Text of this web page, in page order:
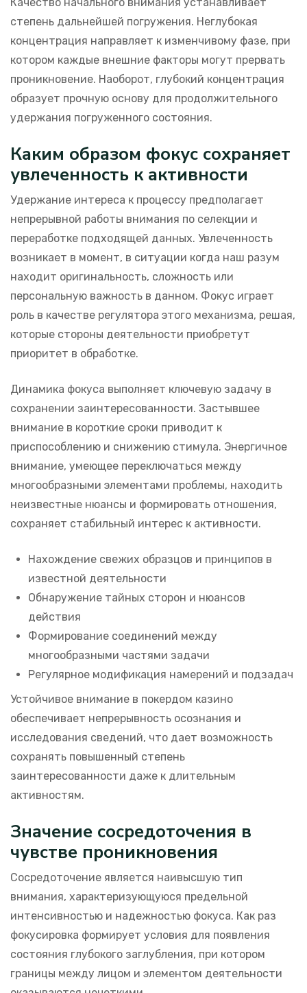
степень дальнейшей погружения. Неглубокая
концентрация направляет к изменчивому фазе, при
котором каждые внешние факторы могут прервать
проникновение. Наоборот, глубокий концентрация
образует прочную основу для продолжительного
удержания погруженного состояния.
Каким образом фокус сохраняет
увлеченность к активности
Удержание интереса к процессу предполагает
непрерывной работы внимания по селекции и
переработке подходящей данных. Увлеченность
возникает в момент, в ситуации когда наш разум
находит оригинальность, сложность или
персональную важность в данном. Фокус играет
роль в качестве регулятора этого механизма, решая,
которые стороны деятельности приобретут
приоритет в обработке.
Динамика фокуса выполняет ключевую задачу в
сохранении заинтересованности. Застывшее
внимание в короткие сроки приводит к
приспособлению и снижению стимула. Энергичное
внимание, умеющее переключаться между
многообразными элементами проблемы, находить
неизвестные нюансы и формировать отношения,
сохраняет стабильный интерес к активности.
Нахождение свежих образцов и принципов в
известной деятельности
Обнаружение тайных сторон и нюансов
действия
Формирование соединений между
многообразными частями задачи
Регулярное модификация намерений и подзадач
Устойчивое внимание в покердом казино
обеспечивает непрерывность осознания и
исследования сведений, что дает возможность
сохранять повышенный степень
заинтересованности даже к длительным
активностям.
Значение сосредоточения в
чувстве проникновения
Сосредоточение является наивысшую тип
внимания, характеризующуюся предельной
интенсивностью и надежностью фокуса. Как раз
фокусировка формирует условия для появления
состояния глубокого заглубления, при котором
границы между лицом и элементом деятельности